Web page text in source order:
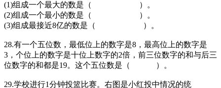
(1)组成一个最大的数是（ ）。
(2)组成一个最小的数是（ ）。
(3)组成最接近8亿的数是（ ）。
28.有一个五位数，最低位上的数字是8，最高位上的数字是
3，个位上的数字是十位上数字的2倍，前三位数字的和与后三
位数字的和都是19。这个五位数是（ ）。
29.学校进行1分钟投篮比赛。右图是小红投中情况的统